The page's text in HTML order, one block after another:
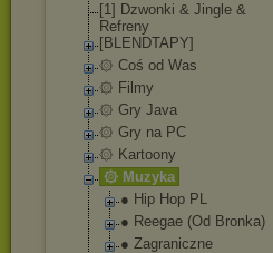
[1] Dzwonki & Jingle &
Refreny
[BLENDTAPY]
۞ Coś od Was
۞ Filmy
۞ Gry Java
۞ Gry na PC
۞ Kartoony
۞ Muzyka
● Hip Hop PL
● Reegae (Od Bronka)
● Zagraniczne